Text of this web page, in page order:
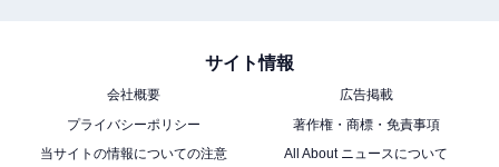
サイト情報
会社概要
広告掲載
プライバシーポリシー
著作権・商標・免責事項
当サイトの情報についての注意
All About ニュースについて